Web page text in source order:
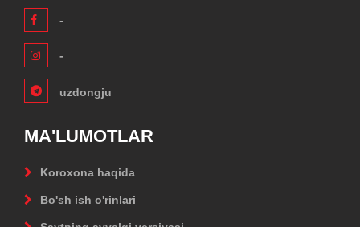
-
-
uzdongju
MA'LUMOTLAR
Koroxona haqida
Bo'sh ish o'rinlari